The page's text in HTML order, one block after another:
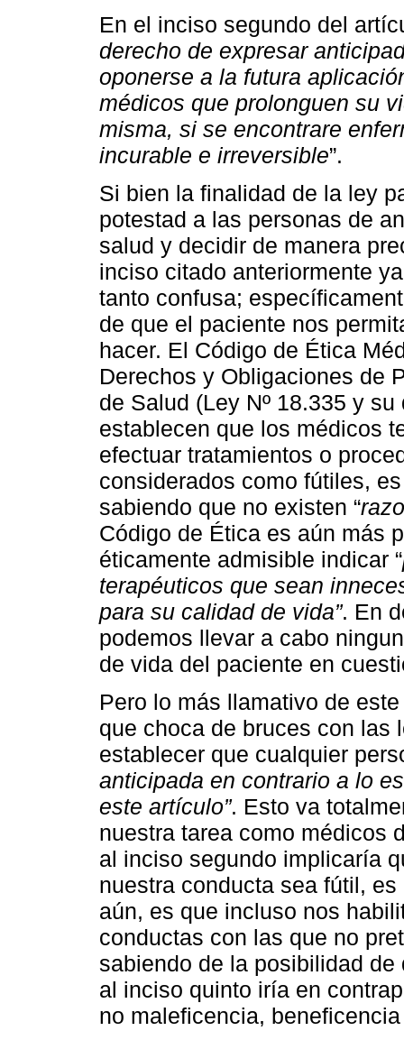
En el inciso segundo del
derecho de expresar
oponerse a la futura
médicos que prolonguen su
misma, si se encontrare
incurable e irreversible”.
Si bien la finalidad de la ley
potestad a las personas de
salud y decidir de manera
inciso citado anteriormente
tanto confusa;
de que el paciente nos
hacer. El Código de Ética
Derechos y Obligaciones de
de Salud (Ley Nº 18.335 y
establecen que los médicos
efectuar tratamientos o
considerados como fútiles,
sabiendo que no existen “
Código de Ética es aún más
éticamente admisible indicar “
terapéuticos que sean
para su calidad de vida”. En
podemos llevar a cabo
de vida del paciente en
Pero lo más llamativo de
que choca de bruces con las
establecer que cualquier
anticipada en contrario a lo
este artículo”. Esto va
nuestra tarea como médicos
al inciso segundo implicaría
nuestra conducta sea fútil,
aún, es que incluso nos
conductas con las que no
sabiendo de la posibilidad
al inciso quinto iría en
no maleficencia,